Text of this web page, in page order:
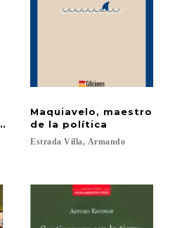
Maquiavelo, maestro
de la política
Estrada Villa, Armando